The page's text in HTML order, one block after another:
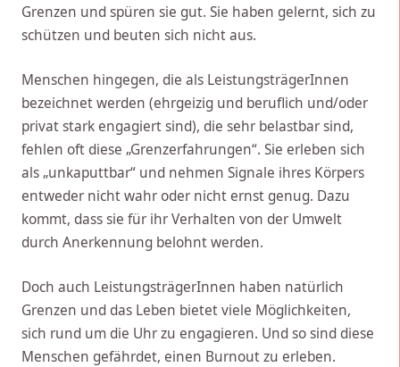
Grenzen und spüren sie gut. Sie haben gelernt, sich zu
schützen und beuten sich nicht aus.
Menschen hingegen, die als LeistungsträgerInnen
bezeichnet werden (ehrgeizig und beruflich und/oder
privat stark engagiert sind), die sehr belastbar sind,
fehlen oft diese „Grenzerfahrungen“. Sie erleben sich
als „unkaputtbar“ und nehmen Signale ihres Körpers
entweder nicht wahr oder nicht ernst genug. Dazu
kommt, dass sie für ihr Verhalten von der Umwelt
durch Anerkennung belohnt werden.
Doch auch LeistungsträgerInnen haben natürlich
Grenzen und das Leben bietet viele Möglichkeiten,
sich rund um die Uhr zu engagieren. Und so sind diese
Menschen gefährdet, einen Burnout zu erleben.